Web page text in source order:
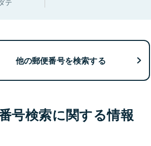
テ
他の郵便番号を検索する
号検索に関する情報